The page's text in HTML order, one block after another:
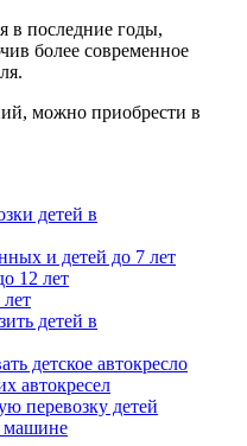
в последние годы,
более современное
можно приобрести в
детей в
и детей до 7 лет
12 лет
детей в
детское автокресло
автокресел
перевозку детей
машине